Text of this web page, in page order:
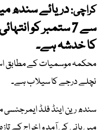
کراچی:
سے 7 ستمبر کو
کا خدشہ ہے۔
محکمہ موسمیات کے مطابق
نچلے درجے کا سیلاب ہے۔
سندھ رین اینڈ فلڈ ایمرجنسی